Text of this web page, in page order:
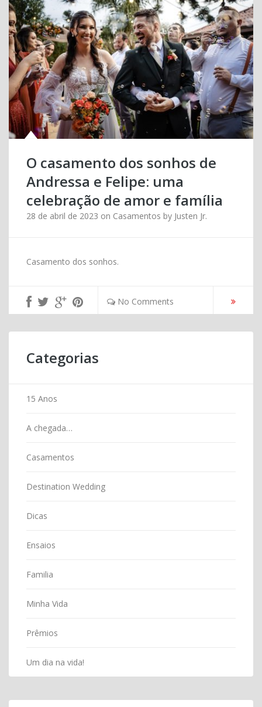
O casamento dos sonhos de
Andressa e Felipe: uma
celebração de amor e família
28 de abril de 2023 on Casamentos by Justen Jr.
Casamento dos sonhos.
No Comments
Categorias
15 Anos
A chegada…
Casamentos
Destination Wedding
Dicas
Ensaios
Familia
Minha Vida
Prêmios
Um dia na vida!